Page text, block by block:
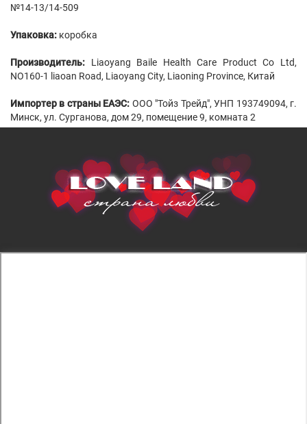
№14-13/14-509
Упаковка: коробка
Производитель: Liaoyang Baile Health Care Product Co Ltd,
NO160-1 liaoan Road, Liaoyang City, Liaoning Province, Китай
Импортер в страны ЕАЭС: ООО "Тойз Трейд", УНП 193749094, г.
Минск, ул. Сурганова, дом 29, помещение 9, комната 2